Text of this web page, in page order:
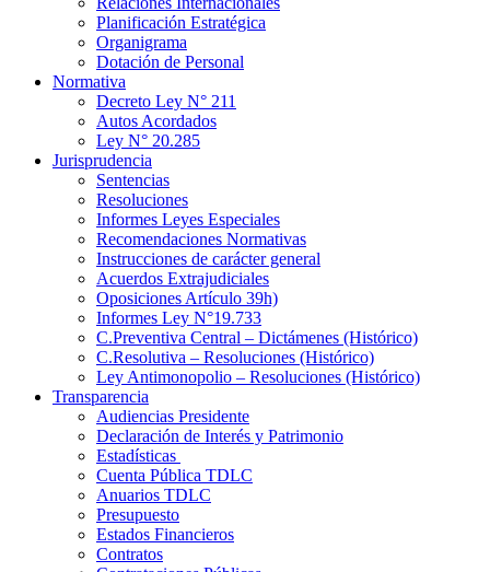
Planificación Estratégica
Organigrama
Dotación de Personal
Normativa
Decreto Ley N° 211
Autos Acordados
Ley N° 20.285
Jurisprudencia
Sentencias
Resoluciones
Informes Leyes Especiales
Recomendaciones Normativas
Instrucciones de carácter general
Acuerdos Extrajudiciales
Oposiciones Artículo 39h)
Informes Ley N°19.733
C.Preventiva Central – Dictámenes (Histórico)
C.Resolutiva – Resoluciones (Histórico)
Ley Antimonopolio – Resoluciones (Histórico)
Transparencia
Audiencias Presidente
Declaración de Interés y Patrimonio
Estadísticas
Cuenta Pública TDLC
Anuarios TDLC
Presupuesto
Estados Financieros
Contratos